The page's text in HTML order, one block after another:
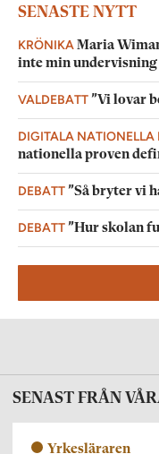
SENASTE NYTT
KRÖNIKA Maria
inte min
VALDEBATT”Vi lovar
DIGITALA NATIONELLA
nationella proven
DEBATT”Så bryter vi
DEBATT”Hur skolan
SENAST FRÅN
Yrkesläraren